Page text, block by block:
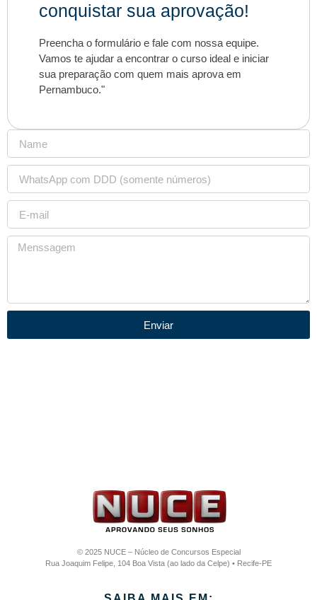
conquistar sua aprovação!
Preencha o formulário e fale com nossa equipe.
Vamos te ajudar a encontrar o curso ideal e iniciar
sua preparação com quem mais aprova em
Pernambuco."
Enviar
© 2025 NUCE – Núcleo de Concursos Especial
Rua Joaquim Felipe, 104 Boa Vista (ao lado da Celpe) • Recife-PE